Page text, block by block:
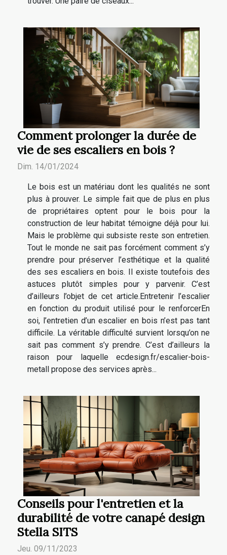
Comment prolonger la durée de
vie de ses escaliers en bois ?
Dim. 14/01/2024
Le bois est un matériau dont les qualités ne sont
plus à prouver. Le simple fait que de plus en plus
de propriétaires optent pour le bois pour la
construction de leur habitat témoigne déjà pour lui.
Mais le problème qui subsiste reste son entretien.
Tout le monde ne sait pas forcément comment s’y
prendre pour préserver l’esthétique et la qualité
des ses escaliers en bois. Il existe toutefois des
astuces plutôt simples pour y parvenir. C’est
d’ailleurs l’objet de cet article.Entretenir l’escalier
en fonction du produit utilisé pour le renforcerEn
soi, l’entretien d’un escalier en bois n’est pas tant
difficile. La véritable difficulté survient lorsqu’on ne
sait pas comment s’y prendre. C’est d’ailleurs la
raison pour laquelle ecdesign.fr/escalier-bois-
metall propose des services après...
Conseils pour l'entretien et la
durabilité de votre canapé design
Stella SITS
Jeu. 09/11/2023